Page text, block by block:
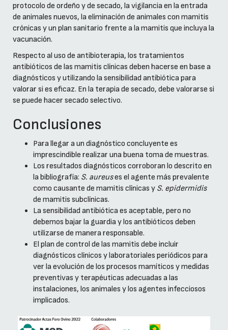
protocolo de ordeño y de secado, la vigilancia en la entrada
de animales nuevos, la eliminación de animales con mamitis
crónicas y un plan sanitario frente a la mamitis que incluya la
vacunación.
Respecto al uso de antibioterapia, los tratamientos
antibióticos de las mamitis clínicas deben hacerse en base a
diagnósticos y utilizando la sensibilidad antibiótica para
valorar si es eficaz. En la terapia de secado, debe valorarse si
se puede hacer secado selectivo.
Conclusiones
Para llegar a un diagnóstico concluyente es
imprescindible realizar una buena toma de muestras.
Los resultados diagnósticos corroboran lo descrito en
la bibliografía: S. aureuses el agente más prevalente
como causante de mamitis clínicas y S. epidermidis
de mamitis subclínicas.
La sensibilidad antibiótica es aceptable, pero no
debemos bajar la guardia y los antibióticos deben
utilizarse de manera responsable.
El plan de control de las mamitis debe incluir
diagnósticos clínicos y laboratoriales periódicos para
ver la evolución de los procesos mamíticos y medidas
preventivas y terapéuticas adecuadas a las
instalaciones, los animales y los agentes infecciosos
implicados.